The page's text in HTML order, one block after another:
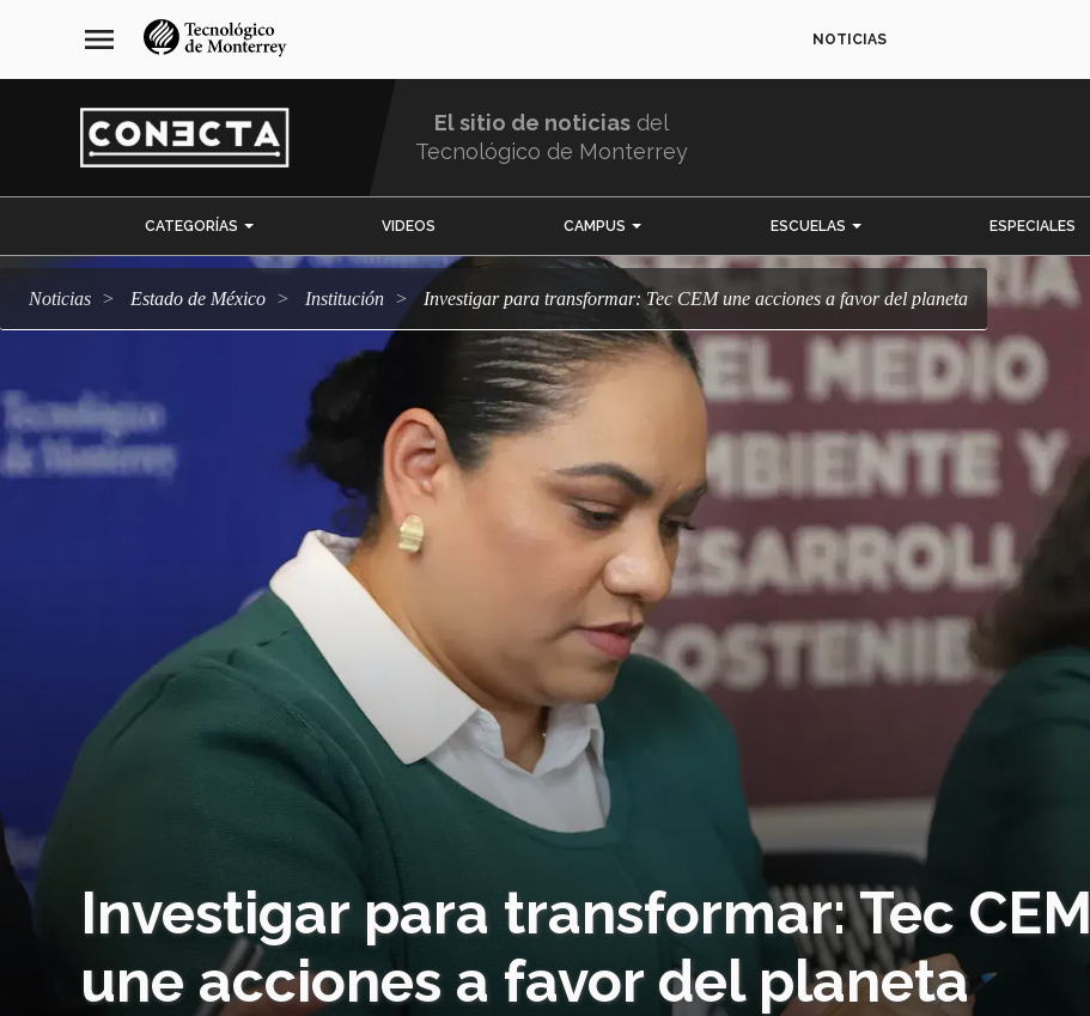
navegación
principal
menu NOTICIAS
El sitio de noticias del
Tecnológico de Monterrey
CATEGORÍAS VIDEOS CAMPUS ESCUELAS ESPECIALES
Noticias Estado de México Institución Investigar para transformar: Tec CEM une acciones a favor del planeta
Investigar para transformar: Tec CEM
une acciones a favor del planeta